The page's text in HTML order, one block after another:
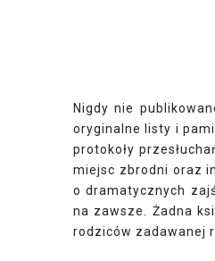
Nigdy nie
oryginalne listy i
protokoły
miejsc zbrodni oraz
o dramatycznych
na zawsze. Żadna
rodziców zadawanej